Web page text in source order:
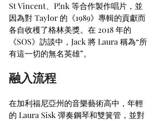
St Vincent、P!nk 等合作製作唱片，並
因為對 Taylor 的《1989》專輯的貢獻而
各自收穫了格林美獎。在 2018 年的
《SOS》訪談中，Jack 將 Laura 稱為“所
有這一切的無名英雄”。
融入流程
在加利福尼亞州的音樂藝術高中，年輕
的 Laura Sisk 彈奏鋼琴和雙簧管，並對